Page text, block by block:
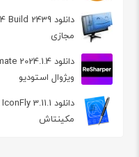
مجازی
ویژوال استودیو
مکینتاش